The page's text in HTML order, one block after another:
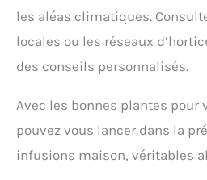
les aléas climatiques.
locales ou les réseaux
des conseils personnalisés.
Avec les bonnes plantes pour
pouvez vous lancer dans la
infusions maison, véritables